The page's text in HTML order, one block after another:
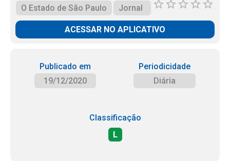
O Estado de São Paulo
Jornal
ACESSAR NO APLICATIVO
Publicado em
19/12/2020
Periodicidade
Diária
Classificação
L